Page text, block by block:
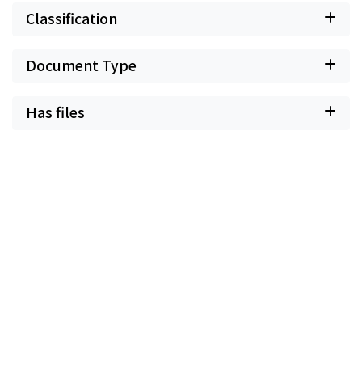
Classification
Document Type
Has files